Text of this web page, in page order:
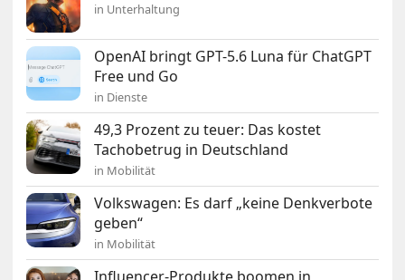
in Unterhaltung
OpenAI bringt GPT-5.6 Luna für ChatGPT
Free und Go
in Dienste
49,3 Prozent zu teuer: Das kostet
Tachobetrug in Deutschland
in Mobilität
Volkswagen: Es darf „keine Denkverbote
geben“
in Mobilität